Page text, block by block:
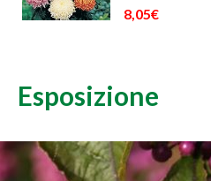
8,05€
Esposizione